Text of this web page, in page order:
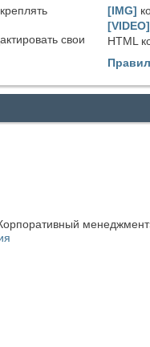
свои
[IMG]
[VIDEO]
HTML